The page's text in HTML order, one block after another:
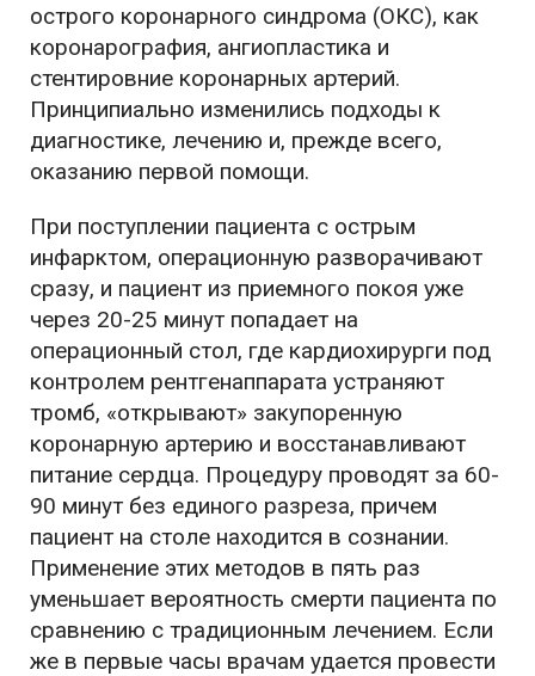
острого коронарного синдрома (ОКС), как
коронарография, ангиопластика и
стентировние коронарных артерий.
Принципиально изменились подходы к
диагностике, лечению и, прежде всего,
оказанию первой помощи.
При поступлении пациента с острым
инфарктом, операционную разворачивают
сразу, и пациент из приемного покоя уже
через 20-25 минут попадает на
операционный стол, где кардиохирурги под
контролем рентгенаппарата устраняют
тромб, «открывают» закупоренную
коронарную артерию и восстанавливают
питание сердца. Процедуру проводят за 60-
90 минут без единого разреза, причем
пациент на столе находится в сознании.
Применение этих методов в пять раз
уменьшает вероятность смерти пациента по
сравнению с традиционным лечением. Если
же в первые часы врачам удается провести